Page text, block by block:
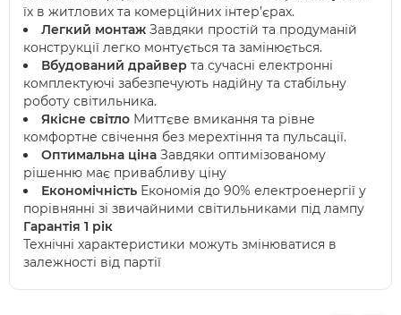
їх в житлових та комерційних інтер’єрах.
Легкий монтаж Завдяки простій та продуманій
конструкції легко монтується та замінюється.
Вбудований драйвер та сучасні електронні
комплектуючі забезпечують надійну та стабільну
роботу світильника.
Якісне світло Миттєве вмикання та рівне
комфортне свічення без мерехтіння та пульсації.
Оптимальна ціна Завдяки оптимізованому
рішенню має привабливу ціну
Економічність Економія до 90% електроенергії у
порівнянні зі звичайними світильниками під лампу
Гарантія 1 рік
Технічні характеристики можуть змінюватися в
залежності від партії